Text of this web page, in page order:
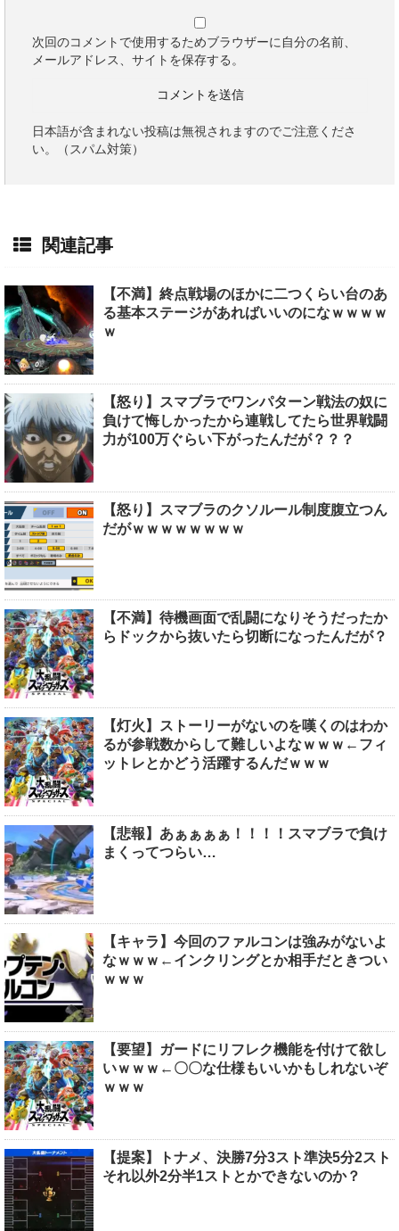
次回のコメントで使用するためブラウザーに自分の名前、
メールアドレス、サイトを保存する。
日本語が含まれない投稿は無視されますのでご注意くださ
い。（スパム対策）
関連記事
【不満】終点戦場のほかに二つくらい台のあ
る基本ステージがあればいいのになｗｗｗｗ
ｗ
【怒り】スマブラでワンパターン戦法の奴に
負けて悔しかったから連戦してたら世界戦闘
力が100万ぐらい下がったんだが？？？
【怒り】スマブラのクソルール制度腹立つん
だがｗｗｗｗｗｗｗｗ
【不満】待機画面で乱闘になりそうだったか
らドックから抜いたら切断になったんだが？
【灯火】ストーリーがないのを嘆くのはわか
るが参戦数からして難しいよなｗｗｗ←フィ
ットレとかどう活躍するんだｗｗｗ
【悲報】あぁぁぁぁ！！！！スマブラで負け
まくってつらい…
【キャラ】今回のファルコンは強みがないよ
なｗｗｗ←インクリングとか相手だときつい
ｗｗｗ
【要望】ガードにリフレク機能を付けて欲し
いｗｗｗ←〇〇な仕様もいいかもしれないぞ
ｗｗｗ
【提案】トナメ、決勝7分3スト準決5分2スト
それ以外2分半1ストとかできないのか？